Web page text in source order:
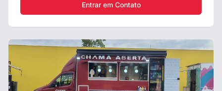
Entrar em Contato